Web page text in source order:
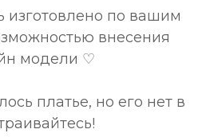
изготовлено по вашим
внесения
модели ♡
платье, но его нет в